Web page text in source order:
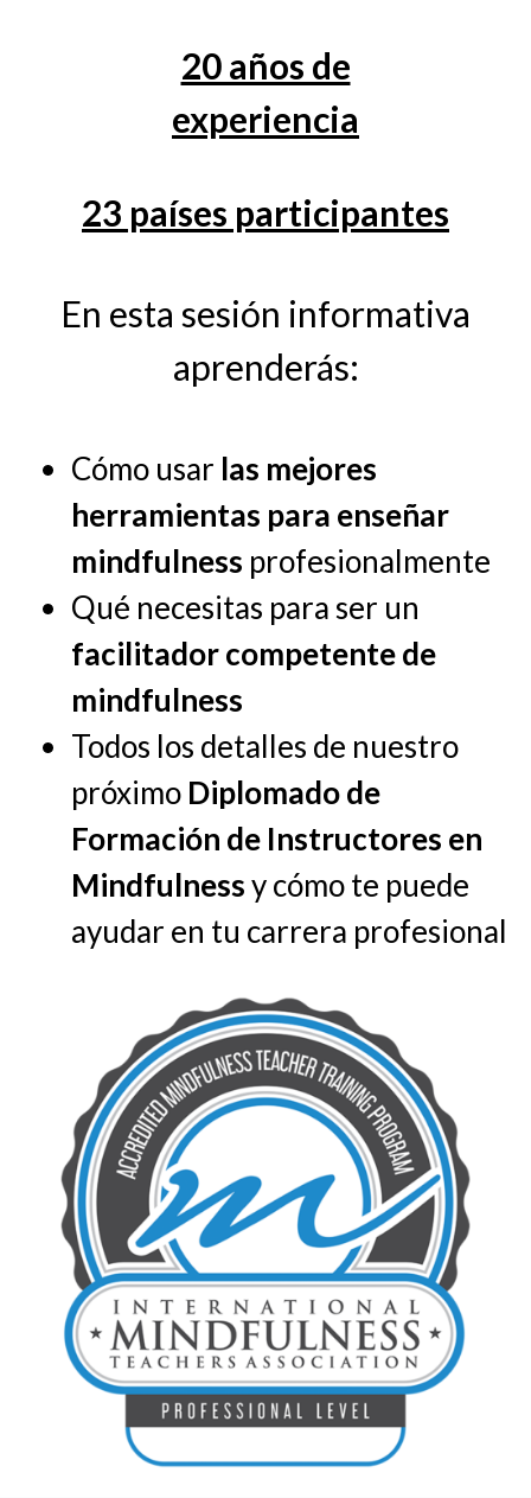
20 años de
experiencia
23 países participantes
En esta sesión informativa
aprenderás:
Cómo usar las mejores
herramientas para enseñar
mindfulness profesionalmente
Qué necesitas para ser un
facilitador competente de
mindfulness
Todos los detalles de nuestro
próximo Diplomado de
Formación de Instructores en
Mindfulnessy cómo te puede
ayudar en tu carrera profesional